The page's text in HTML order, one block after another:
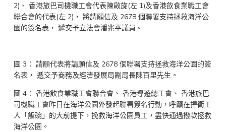
2)、 香港旅巴司機職工會代表陳啟旋(左 1)及香港飲食業職工會
聯合會的代表(左 2)， 將請願信及 2678 個聯署支持拯救海洋公
園的簽名表， 遞交予立法會潘兆平議員。
圖 3： 請願代表將請願信及 2678 個聯署支持拯救海洋公園的簽
名表， 遞交予商務及經濟發展局副局長陳百里先生。
圖 4： 香港飲食業職工會聯合會、 香港導遊總工會、 香港旅巴
司機職工會昨日在海洋公園外發起聯署簽名行動，呼籲在捍衛工
人「飯碗」的大前提下，挽救海洋公園員工，盡快通過撥款拯救
海洋公園。